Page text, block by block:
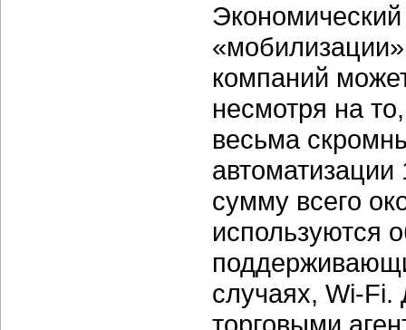
компаний
несмотря на
весьма
автоматизации
сумму всего
используются
случаях, Wi-Fi.